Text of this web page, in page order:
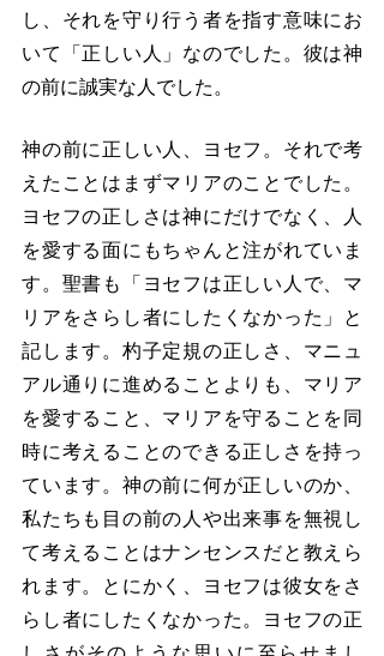
し、それを守り行う者を指す意味にお
いて「正しい人」なのでした。彼は神
の前に誠実な人でした。
神の前に正しい人、ヨセフ。それで考
えたことはまずマリアのことでした。
ヨセフの正しさは神にだけでなく、人
を愛する面にもちゃんと注がれていま
す。聖書も「ヨセフは正しい人で、マ
リアをさらし者にしたくなかった」と
記します。杓子定規の正しさ、マニュ
アル通りに進めることよりも、マリア
を愛すること、マリアを守ることを同
時に考えることのできる正しさを持っ
ています。神の前に何が正しいのか、
私たちも目の前の人や出来事を無視し
て考えることはナンセンスだと教えら
れます。とにかく、ヨセフは彼女をさ
らし者にしたくなかった。ヨセフの正